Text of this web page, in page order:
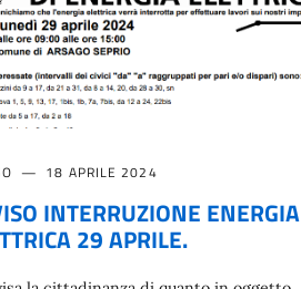
18 APRILE 2024
INTERRUZIONE ENERGIA
29 APRILE.